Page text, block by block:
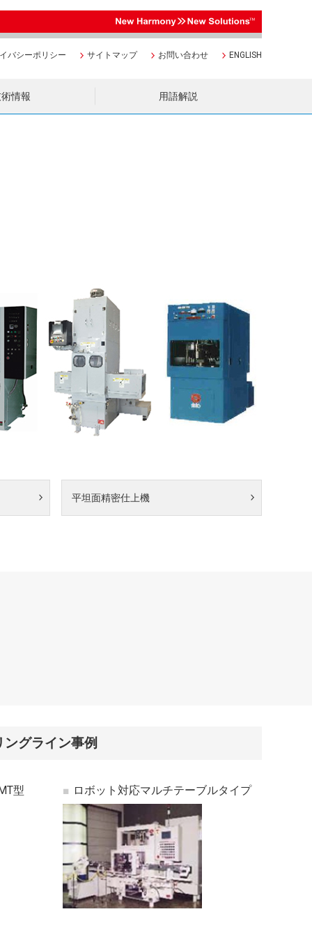
バシーポリシー サイトマップ お問い合わせ ENGLISH
情報 用語解説
平坦面精密仕上機
グライン事例
型 ロボット対応マルチテーブルタイプ